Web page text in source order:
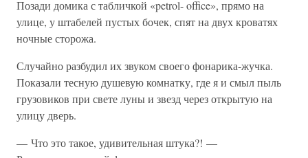
Позади домика с табличкой «petrol- office», прямо на
улице, у штабелей пустых бочек, спят на двух кроватях
ночные сторожа.
Случайно разбудил их звуком своего фонарика-жучка.
Показали тесную душевую комнатку, где я и смыл пыль
грузовиков при свете луны и звезд через открытую на
улицу дверь.
— Что это такое, удивительная штука?! —